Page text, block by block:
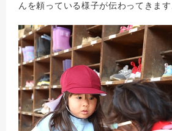
んを頼っている様子が伝わってきます